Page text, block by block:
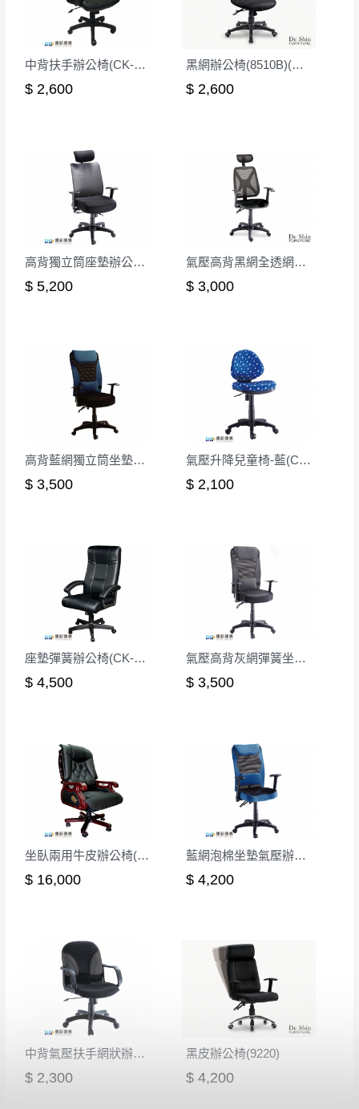
中背扶手辦公椅(CK-401)
$ 2,600
黑網辦公椅(8510B)(無扶)
$ 2,600
高背獨立筒座墊辦公椅/後仰無段鎖定
$ 5,200
氣壓高背黑網全透網布辦公椅
$ 3,000
高背藍網獨立筒坐墊辦公椅(藍色)
$ 3,500
氣壓升降兒童椅-藍(CK-007)
$ 2,100
座墊彈簧辦公椅(CK-301-1)
$ 4,500
氣壓高背灰網彈簧坐墊辦公椅
$ 3,500
坐臥兩用牛皮辦公椅(CK-719)
$ 16,000
藍網泡棉坐墊氣壓辦公椅
$ 4,200
中背氣壓扶手網狀辦公椅-灰
$ 2,300
黑皮辦公椅(9220)
$ 4,200